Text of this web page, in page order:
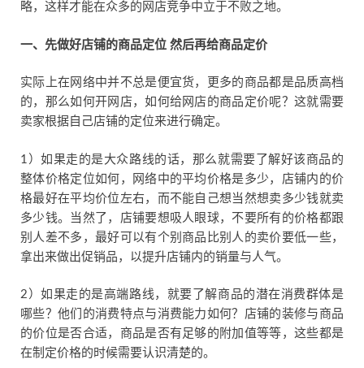
略，这样才能在众多的网店竞争中立于不败之地。
一、先做好店铺的商品定位 然后再给商品定价
实际上在网络中并不总是便宜货，更多的商品都是品质高档
的，那么如何开网店，如何给网店的商品定价呢？这就需要
卖家根据自己店铺的定位来进行确定。
1）如果走的是大众路线的话，那么就需要了解好该商品的
整体价格定位如何，网络中的平均价格是多少，店铺内的价
格最好在平均价位左右，而不能自己想当然想卖多少钱就卖
多少钱。当然了，店铺要想吸人眼球，不要所有的价格都跟
别人差不多，最好可以有个别商品比别人的卖价要低一些，
拿出来做出促销品，以提升店铺内的销量与人气。
2）如果走的是高端路线，就要了解商品的潜在消费群体是
哪些？他们的消费特点与消费能力如何？店铺的装修与商品
的价位是否合适，商品是否有足够的附加值等等，这些都是
在制定价格的时候需要认识清楚的。